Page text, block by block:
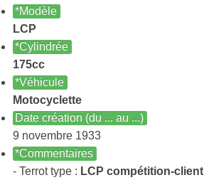
*Modèle
LCP
*Cylindrée
175cc
*Véhicule
Motocyclette
Date création (du ... au ...)
9 novembre 1933
*Commentaires
- Terrot type : LCP compétition-client